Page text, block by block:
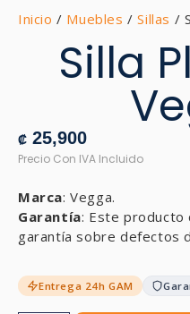
Inicio / Muebles /Sillas /
Silla
₡ 25,900
Marca: Vegga.
Garantía: Este producto
garantía sobre defectos
Entrega 24h GAM